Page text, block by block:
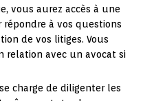
vous aurez accès à une
à vos questions
de vos litiges. Vous
relation avec un avocat si
charge de diligenter les